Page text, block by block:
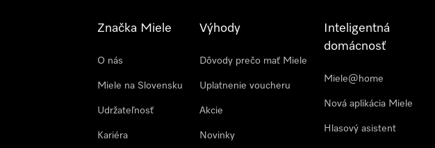
Značka Miele
O nás
Miele na Slovensku
Udržateľnosť
Kariéra
Výhody
Dôvody prečo mať Miele
Uplatnenie voucheru
Akcie
Novinky
Inteligentná
domácnosť
Miele@home
Nová aplikácia Miele
Hlasový asistent